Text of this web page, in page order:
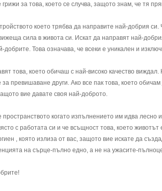
за това, което се случва, защото знам, че тя
което трябва да направите най-добрия си.
сила в живота си. Искат да направят най-
Това означава, че всеки е уникален и
това, което обичаш с най-високо качество виждал.
превишаване други. Ако все пак това, което
вие давате своя най-доброто.
пространството когато изпълнението им идва лесно
с работата си и че всъщност това, което
, която излиза от вас, защото вие искате да
на сърце-пълно едно, а не на ужасите-